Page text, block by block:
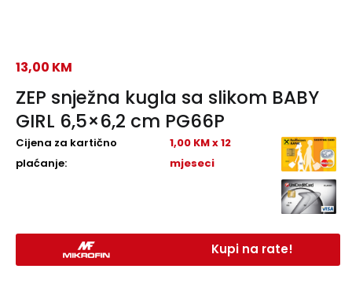
ZEP snježna kugla sa slikom BABY
GIRL 6,5×6,2 cm PG66P
13,00 KM
Cijena za kartično
plaćanje:
1,00 KM x 12
mjeseci
Kupi na rate!